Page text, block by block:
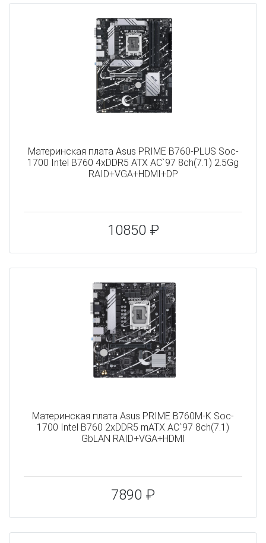
Материнская плата Asus PRIME B760-PLUS Soc-
1700 Intel B760 4xDDR5 ATX AC`97 8ch(7.1) 2.5Gg
RAID+VGA+HDMI+DP
10850 ₽
Материнская плата Asus PRIME B760M-K Soc-
1700 Intel B760 2xDDR5 mATX AC`97 8ch(7.1)
GbLAN RAID+VGA+HDMI
7890 ₽